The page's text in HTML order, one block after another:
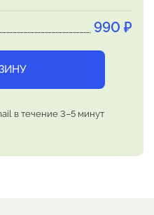
нейронный
в ходе990 ₽
в течение 3–5 минут